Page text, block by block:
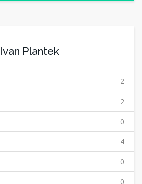
Ivan Plantek
2
2
0
4
0
0